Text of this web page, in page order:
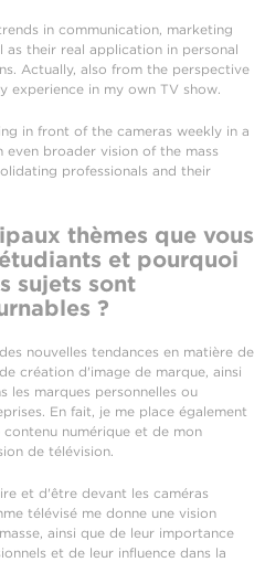
in communication, marketing
their real application in personal
Actually, also from the perspective
in my own TV show.
in front of the cameras weekly in a
broader vision of the mass
professionals and their
thèmes que vous
et pourquoi
sujets sont
?
nouvelles tendances en matière de
création d'image de marque, ainsi
les marques personnelles ou
En fait, je me place également
numérique et de mon
de télévision.
et d'être devant les caméras
télévisé me donne une vision
ainsi que de leur importance
et de leur influence dans la